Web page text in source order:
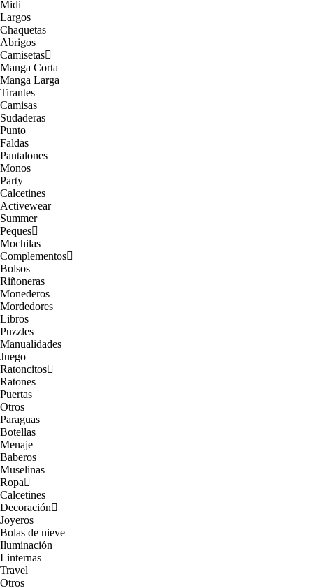
Midi
Largos
Chaquetas
Abrigos
Camisetas
Manga Corta
Manga Larga
Tirantes
Camisas
Sudaderas
Punto
Faldas
Pantalones
Monos
Party
Calcetines
Activewear
Summer
Peques
Mochilas
Complementos
Bolsos
Riñoneras
Monederos
Mordedores
Libros
Puzzles
Manualidades
Juego
Ratoncitos
Ratones
Puertas
Otros
Paraguas
Botellas
Menaje
Baberos
Muselinas
Ropa
Calcetines
Decoración
Joyeros
Bolas de nieve
Iluminación
Linternas
Travel
Otros